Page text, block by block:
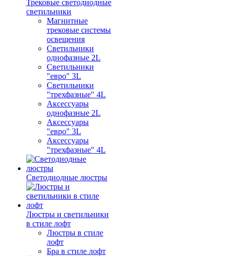
Трековые светодиодные
светильники
Магнитные
трековые системы
освещения
Светильники
однофазные 2L
Светильники
"евро" 3L
Светильники
"трехфазные" 4L
Аксессуары
однофазные 2L
Аксессуары
"евро" 3L
Аксессуары
"трехфазные" 4L
Светодиодные люстры
Люстры и светильники
в стиле лофт
Люстры в стиле
лофт
Бра в стиле лофт